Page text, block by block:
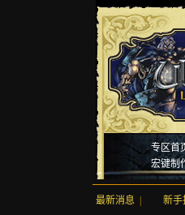
专区首
宏键制
最新消息 新手